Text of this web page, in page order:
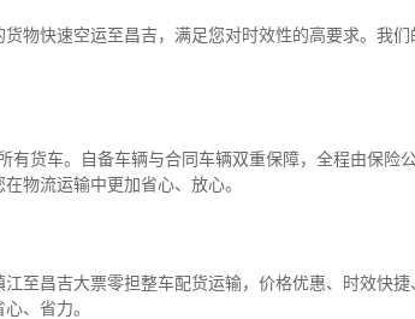
物快速空运至昌吉，满足您对时效性的高要求。我
货车。自备车辆与合同车辆双重保障，全程由保险
物流运输中更加省心、放心。
至昌吉大票零担整车配货运输，价格优惠、时效快捷
、省力。